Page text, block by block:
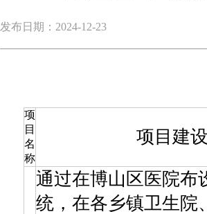
发布日期：2024-12-23
项
目
名
称
项目建
通过在博山区医院布
统，在各乡镇卫生院